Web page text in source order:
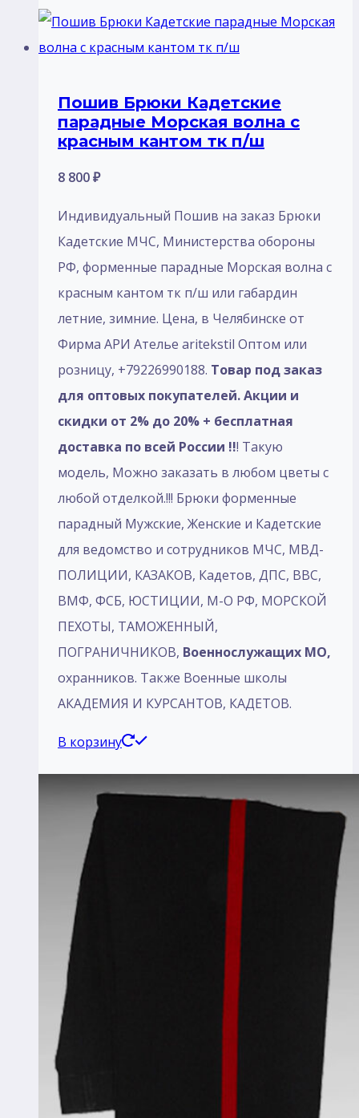
Пошив Брюки Кадетские
парадные Морская волна с
красным кантом тк п/ш
8 800₽
Индивидуальный Пошив на заказ Брюки
Кадетские МЧС, Министерства обороны
РФ, форменные парадные Морская волна с
красным кантом тк п/ш или габардин
летние, зимние. Цена, в Челябинске от
Фирма АРИ Ателье aritekstil Оптом или
розницу, +79226990188. Товар под заказ
для оптовых покупателей. Акции и
скидки от 2% до 20% + бесплатная
доставка по всей России !!! Такую
модель, Mожно заказать в любом цветы с
любой отделкой.!!! Брюки форменные
парадный Мужские, Женские и Кадетские
для ведомство и сотрудников МЧС, МВД-
ПОЛИЦИИ, КАЗАКОВ, Кадетов, ДПС, ВВС,
ВМФ, ФСБ, ЮСТИЦИИ, М-О РФ, МОРСКОЙ
ПЕХОТЫ, ТАМОЖЕННЫЙ,
ПОГРАНИЧНИКОВ, Военнослужащих МО,
охранников. Также Военные школы
АКАДЕМИЯ И КУРСАНТОВ, КАДЕТОВ.
В корзину